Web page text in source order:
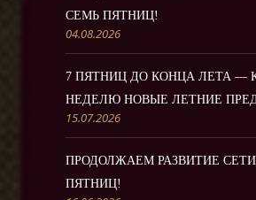
СЕМЬ ПЯТНИЦ!
04.08.2026
7 ПЯТНИЦ ДО КОНЦА ЛЕТА —
НЕДЕЛЮ НОВЫЕ ЛЕТНИЕ
15.07.2026
ПРОДОЛЖАЕМ РАЗВИТИЕ
ПЯТНИЦ!